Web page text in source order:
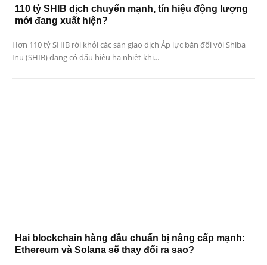
110 tỷ SHIB dịch chuyển mạnh, tín hiệu động lượng
mới đang xuất hiện?
Hơn 110 tỷ SHIB rời khỏi các sàn giao dịch Áp lực bán đối với Shiba
Inu (SHIB) đang có dấu hiệu hạ nhiệt khi...
Hai blockchain hàng đầu chuẩn bị nâng cấp mạnh:
Ethereum và Solana sẽ thay đổi ra sao?